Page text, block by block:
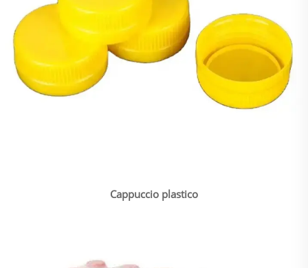
Cappuccio plastico